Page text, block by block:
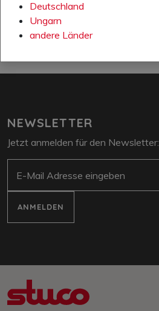
NEWSLETTER
Jetzt anmelden für den Newsletter:
ANMELDEN
Deutschland
Ungarn
andere Länder